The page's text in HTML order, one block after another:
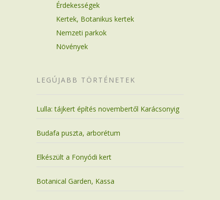
Érdekességek
Kertek, Botanikus kertek
Nemzeti parkok
Növények
LEGÚJABB TÖRTÉNETEK
Lulla: tájkert építés novembertől Karácsonyig
Budafa puszta, arborétum
Elkészült a Fonyódi kert
Botanical Garden, Kassa